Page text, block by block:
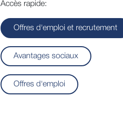
Accès rapide:
Offres d'emploi et recrutement
Avantages sociaux
Offres d'emploi